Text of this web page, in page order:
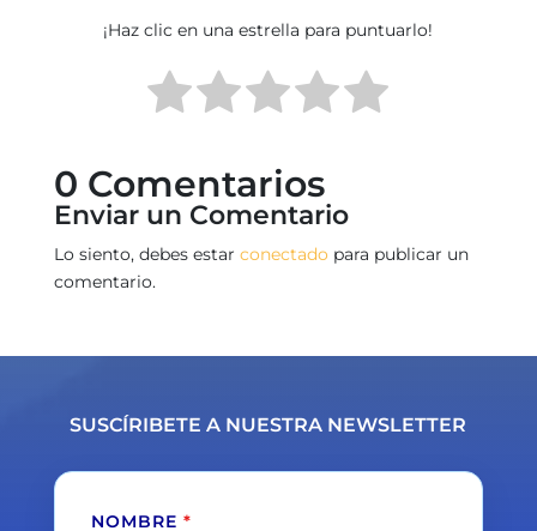
¡Haz clic en una estrella para puntuarlo!
0 Comentarios
Enviar un Comentario
Lo siento, debes estar conectado para publicar un
comentario.
SUSCÍRIBETE A NUESTRA NEWSLETTER
NOMBRE *